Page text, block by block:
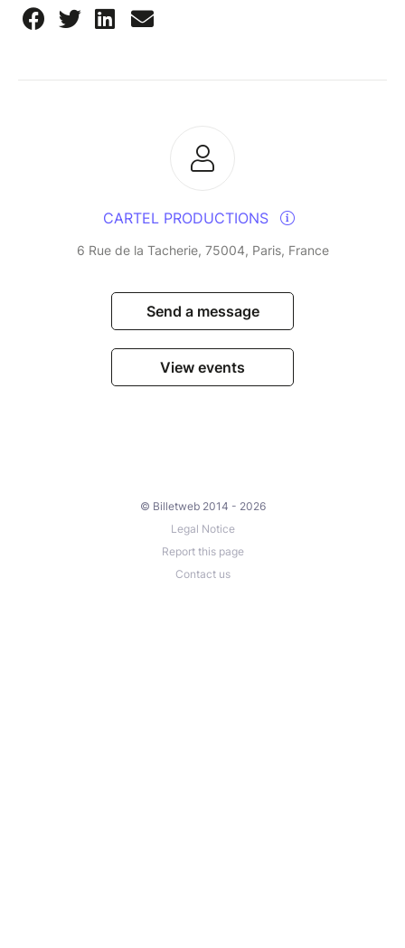
CARTEL PRODUCTIONS
6 Rue de la Tacherie, 75004, Paris, France
Send a message
View events
© Billetweb 2014 - 2026
Legal Notice
Report this page
Contact us